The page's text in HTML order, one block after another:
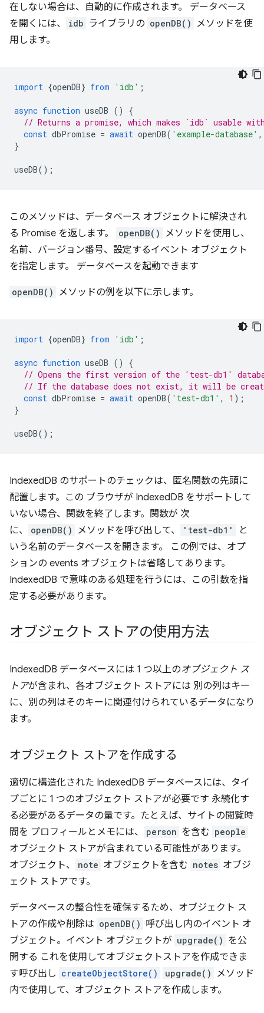
在しない場合は、自動的に作成されます。 データベース
を開くには、
idb ライブラリの openDB()
メソッドを使
用します。
import {openDB} from 'idb' ;
async function useDB ()
{
// Returns a promise, which makes `idb` usable
const dbPromise = await openDB( 'example-database' ,
}
useDB();
このメソッドは、データベース オブジェクトに解決され
る Promise を返します。
openDB()
メソッドを使用し、
名前、バージョン番号、設定するイベント オブジェクト
を指定します。 データベースを起動できます
openDB() メソッドの例を以下に示します。
import {openDB} from 'idb' ;
async function useDB ()
{
// Opens the first version of the 'test-db1'
// If the database does not exist, it will be
const dbPromise = await openDB( 'test-db1' , 1 );
}
useDB();
IndexedDB のサポートのチェックは、匿名関数の先頭に
配置します。この ブラウザが IndexedDB をサポートして
いない場合、関数を終了します。関数が 次
に、
openDB() メソッドを呼び出して、 'test-db1'
と
いう名前のデータベースを開きます。 この例では、オプ
ションの events オブジェクトは省略してあります。
IndexedDB で意味のある処理を行うには、この引数を指
定する必要があります。
オブジェクト ストアの使用方法
IndexedDB データベースには 1 つ以上のオブジェクト ス
トアが含まれ、各オブジェクト ストアには 別の列はキー
に、別の列はそのキーに関連付けられているデータになり
ます。
オブジェクト ストアを作成する
適切に構造化された IndexedDB データベースには、タイ
プごとに 1 つのオブジェクト ストアが必要です 永続化す
る必要があるデータの量です。たとえば、サイトの閲覧時
間を プロフィールとメモには、
person を含む people
オブジェクト ストアが含まれている可能性があります。
オブジェクト、
note オブジェクトを含む notes オブジ
ェクト ストアです。
データベースの整合性を確保するため、オブジェクト ス
トアの作成や削除は openDB() 呼び出し内のイベント オ
ブジェクト。イベント オブジェクトが upgrade() を公
開する これを使用してオブジェクトストアを作成できま
す呼び出し createObjectStore() upgrade()
メソッド
内で使用して、オブジェクト ストアを作成します。